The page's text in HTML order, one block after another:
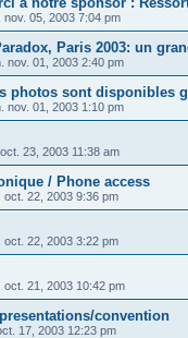
nov. 05, 2003 7:04 pm
Paris 2003: un
nov. 01, 2003 2:40 pm
photos sont disponibles
nov. 01, 2003 1:10 pm
23, 2003 11:38 am
/ Phone access
oct. 22, 2003 9:36 pm
oct. 22, 2003 3:22 pm
oct. 21, 2003 10:42 pm
convention
17, 2003 12:23 pm